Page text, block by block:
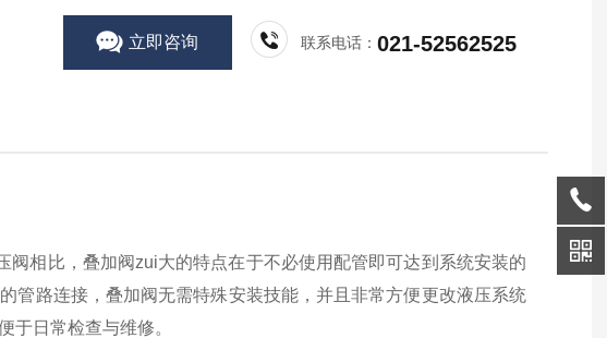
立即咨询 联系电话：021-52562525
相比，叠加阀zui大的特点在于不必使用配管即可达到系统安装的
管路连接，叠加阀无需特殊安装技能，并且非常方便更改液压系统
于日常检查与维修。